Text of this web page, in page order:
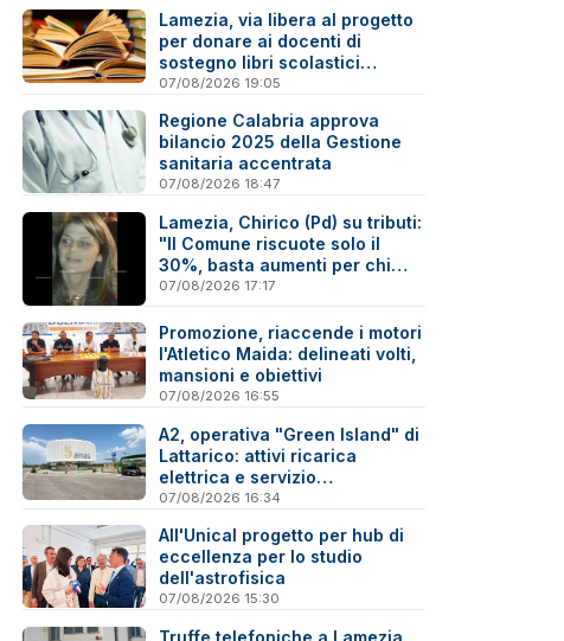
Lamezia, via libera al progetto
per donare ai docenti di
sostegno libri scolastici
destinati al macero
07/08/2026 19:05
Regione Calabria approva
bilancio 2025 della Gestione
sanitaria accentrata
07/08/2026 18:47
Lamezia, Chirico (Pd) su tributi:
"Il Comune riscuote solo il
30%, basta aumenti per chi
paga"
07/08/2026 17:17
Promozione, riaccende i motori
l'Atletico Maida: delineati volti,
mansioni e obiettivi
07/08/2026 16:55
A2, operativa "Green Island" di
Lattarico: attivi ricarica
elettrica e servizio
sperimentale di soccorso
07/08/2026 16:34
All'Unical progetto per hub di
eccellenza per lo studio
dell'astrofisica
07/08/2026 15:30
Truffe telefoniche a Lamezia,